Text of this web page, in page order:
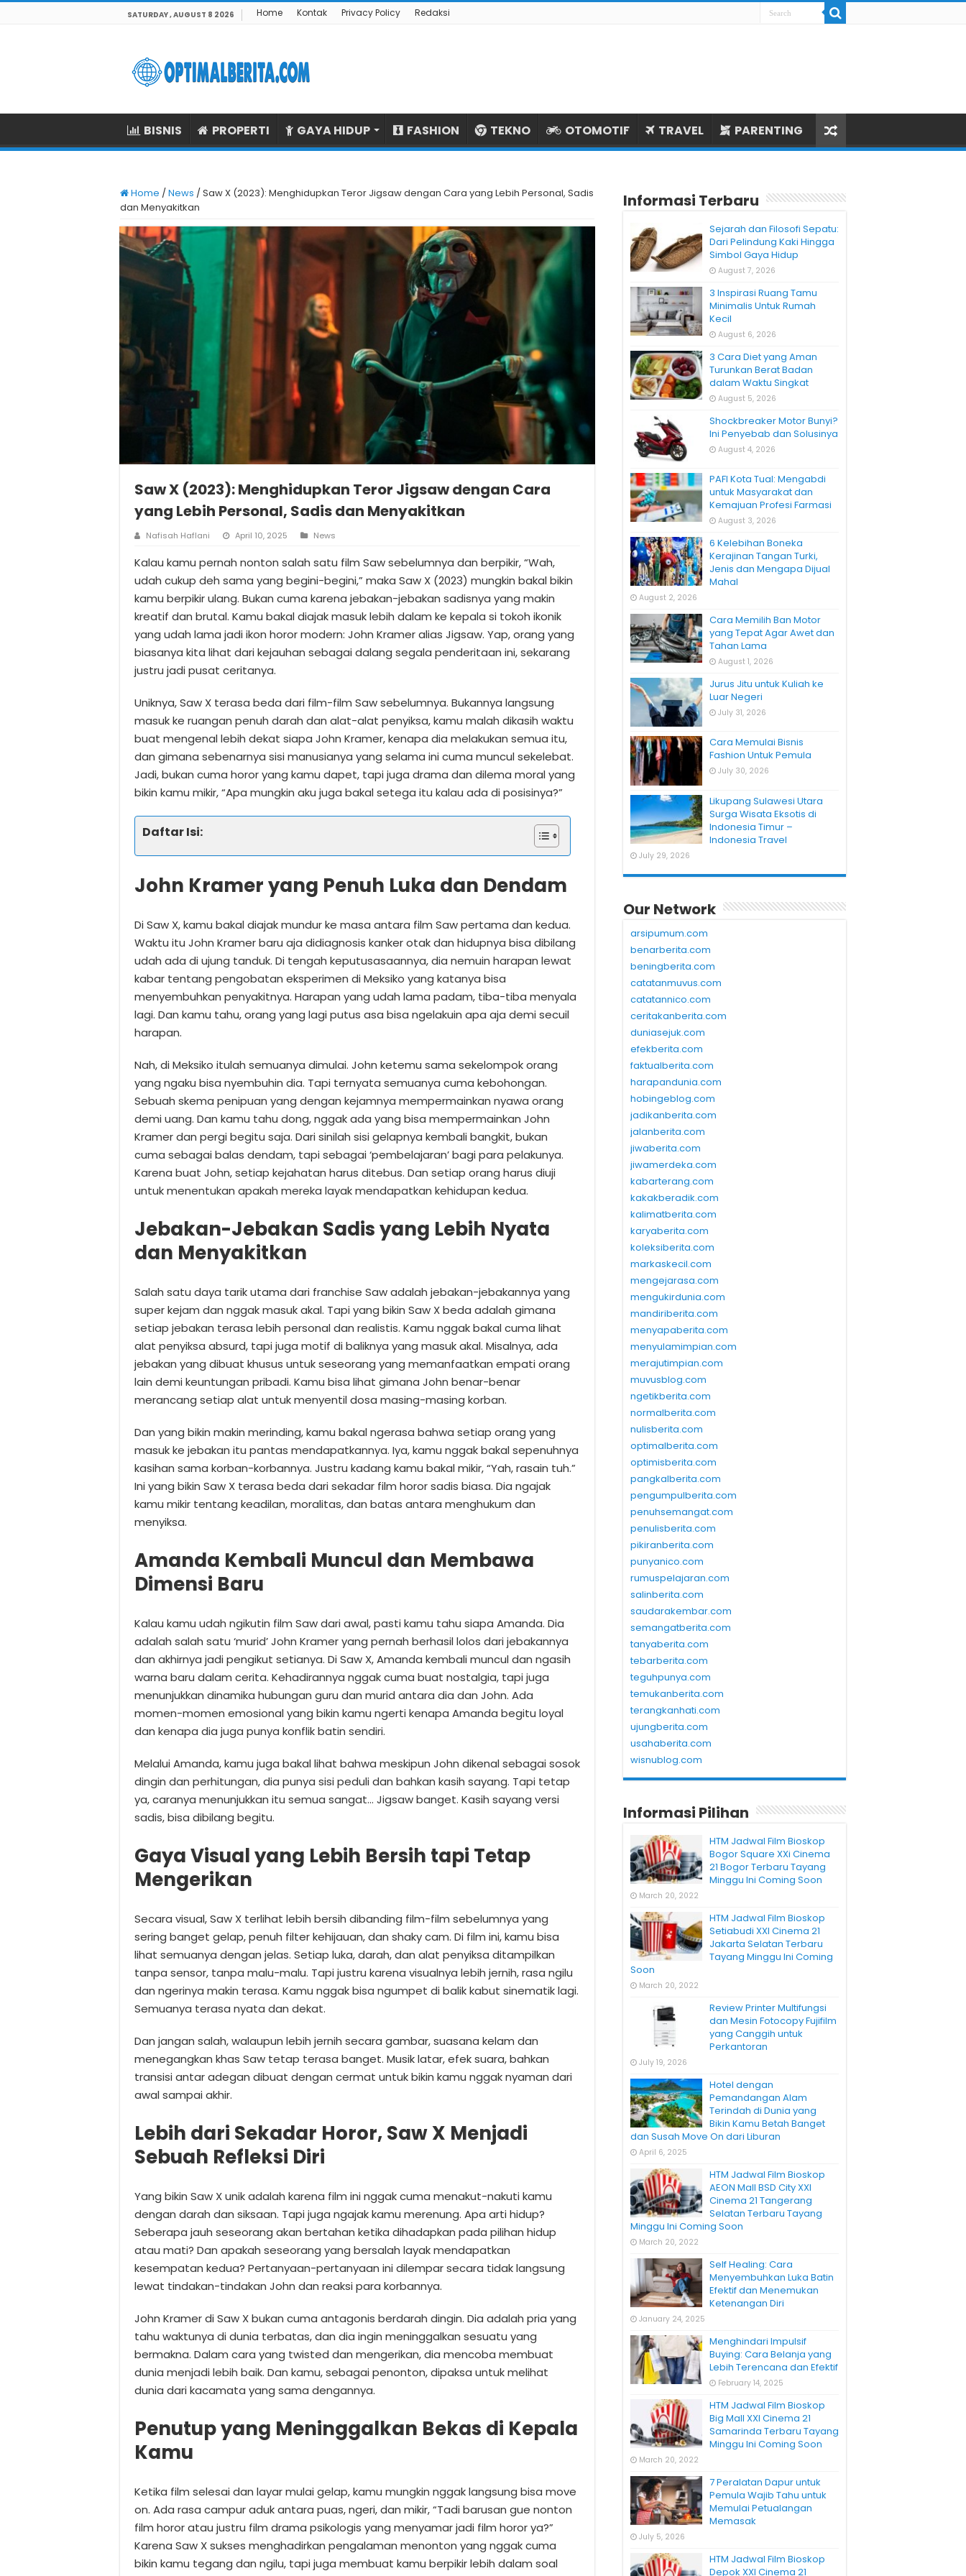
SATURDAY , AUGUST 8 2026 Home Kontak Privacy Policy Redaksi
BISNIS PROPERTI GAYA HIDUP FASHION TEKNO OTOMOTIF TRAVEL PARENTING
Home /News /Saw X (2023): Menghidupkan Teror Jigsaw dengan Cara yang Lebih Personal, Sadis
dan Menyakitkan
Saw X (2023): Menghidupkan Teror Jigsaw dengan Cara
yang Lebih Personal, Sadis dan Menyakitkan
Nafisah Haflani April 10, 2025 News
Kalau kamu pernah nonton salah satu film Saw sebelumnya dan berpikir, “Wah,
udah cukup deh sama yang begini-begini,” maka Saw X (2023) mungkin bakal bikin
kamu berpikir ulang. Bukan cuma karena jebakan-jebakan sadisnya yang makin
kreatif dan brutal. Kamu bakal diajak masuk lebih dalam ke kepala si tokoh ikonik
yang udah lama jadi ikon horor modern: John Kramer alias Jigsaw. Yap, orang yang
biasanya kita lihat dari kejauhan sebagai dalang segala penderitaan ini, sekarang
justru jadi pusat ceritanya.
Uniknya, Saw X terasa beda dari film-film Saw sebelumnya. Bukannya langsung
masuk ke ruangan penuh darah dan alat-alat penyiksa, kamu malah dikasih waktu
buat mengenal lebih dekat siapa John Kramer, kenapa dia melakukan semua itu,
dan gimana sebenarnya sisi manusianya yang selama ini cuma muncul sekelebat.
Jadi, bukan cuma horor yang kamu dapet, tapi juga drama dan dilema moral yang
bikin kamu mikir, “Apa mungkin aku juga bakal setega itu kalau ada di posisinya?”
Daftar Isi:
John Kramer yang Penuh Luka dan Dendam
Di Saw X, kamu bakal diajak mundur ke masa antara film Saw pertama dan kedua.
Waktu itu John Kramer baru aja didiagnosis kanker otak dan hidupnya bisa dibilang
udah ada di ujung tanduk. Di tengah keputusasaannya, dia nemuin harapan lewat
kabar tentang pengobatan eksperimen di Meksiko yang katanya bisa
menyembuhkan penyakitnya. Harapan yang udah lama padam, tiba-tiba menyala
lagi. Dan kamu tahu, orang yang lagi putus asa bisa ngelakuin apa aja demi secuil
harapan.
Nah, di Meksiko itulah semuanya dimulai. John ketemu sama sekelompok orang
yang ngaku bisa nyembuhin dia. Tapi ternyata semuanya cuma kebohongan.
Sebuah skema penipuan yang dengan kejamnya mempermainkan nyawa orang
demi uang. Dan kamu tahu dong, nggak ada yang bisa mempermainkan John
Kramer dan pergi begitu saja. Dari sinilah sisi gelapnya kembali bangkit, bukan
cuma sebagai balas dendam, tapi sebagai ‘pembelajaran’ bagi para pelakunya.
Karena buat John, setiap kejahatan harus ditebus. Dan setiap orang harus diuji
untuk menentukan apakah mereka layak mendapatkan kehidupan kedua.
Jebakan-Jebakan Sadis yang Lebih Nyata
dan Menyakitkan
Salah satu daya tarik utama dari franchise Saw adalah jebakan-jebakannya yang
super kejam dan nggak masuk akal. Tapi yang bikin Saw X beda adalah gimana
setiap jebakan terasa lebih personal dan realistis. Kamu nggak bakal cuma lihat
alat penyiksa absurd, tapi juga motif di baliknya yang masuk akal. Misalnya, ada
jebakan yang dibuat khusus untuk seseorang yang memanfaatkan empati orang
lain demi keuntungan pribadi. Kamu bisa lihat gimana John benar-benar
merancang setiap alat untuk menyentil dosa masing-masing korban.
Dan yang bikin makin merinding, kamu bakal ngerasa bahwa setiap orang yang
masuk ke jebakan itu pantas mendapatkannya. Iya, kamu nggak bakal sepenuhnya
kasihan sama korban-korbannya. Justru kadang kamu bakal mikir, “Yah, rasain tuh.”
Ini yang bikin Saw X terasa beda dari sekadar film horor sadis biasa. Dia ngajak
kamu mikir tentang keadilan, moralitas, dan batas antara menghukum dan
menyiksa.
Amanda Kembali Muncul dan Membawa
Dimensi Baru
Kalau kamu udah ngikutin film Saw dari awal, pasti kamu tahu siapa Amanda. Dia
adalah salah satu ‘murid’ John Kramer yang pernah berhasil lolos dari jebakannya
dan akhirnya jadi pengikut setianya. Di Saw X, Amanda kembali muncul dan ngasih
warna baru dalam cerita. Kehadirannya nggak cuma buat nostalgia, tapi juga
menunjukkan dinamika hubungan guru dan murid antara dia dan John. Ada
momen-momen emosional yang bikin kamu ngerti kenapa Amanda begitu loyal
dan kenapa dia juga punya konflik batin sendiri.
Melalui Amanda, kamu juga bakal lihat bahwa meskipun John dikenal sebagai sosok
dingin dan perhitungan, dia punya sisi peduli dan bahkan kasih sayang. Tapi tetap
ya, caranya menunjukkan itu semua sangat… Jigsaw banget. Kasih sayang versi
sadis, bisa dibilang begitu.
Gaya Visual yang Lebih Bersih tapi Tetap
Mengerikan
Secara visual, Saw X terlihat lebih bersih dibanding film-film sebelumnya yang
sering banget gelap, penuh filter kehijauan, dan shaky cam. Di film ini, kamu bisa
lihat semuanya dengan jelas. Setiap luka, darah, dan alat penyiksa ditampilkan
tanpa sensor, tanpa malu-malu. Tapi justru karena visualnya lebih jernih, rasa ngilu
dan ngerinya makin terasa. Kamu nggak bisa ngumpet di balik kabut sinematik lagi.
Semuanya terasa nyata dan dekat.
Dan jangan salah, walaupun lebih jernih secara gambar, suasana kelam dan
menegangkan khas Saw tetap terasa banget. Musik latar, efek suara, bahkan
transisi antar adegan dibuat dengan cermat untuk bikin kamu nggak nyaman dari
awal sampai akhir.
Lebih dari Sekadar Horor, Saw X Menjadi
Sebuah Refleksi Diri
Yang bikin Saw X unik adalah karena film ini nggak cuma menakut-nakuti kamu
dengan darah dan siksaan. Tapi juga ngajak kamu merenung. Apa arti hidup?
Seberapa jauh seseorang akan bertahan ketika dihadapkan pada pilihan hidup
atau mati? Dan apakah seseorang yang bersalah layak mendapatkan
kesempatan kedua? Pertanyaan-pertanyaan ini dilempar secara tidak langsung
lewat tindakan-tindakan John dan reaksi para korbannya.
John Kramer di Saw X bukan cuma antagonis berdarah dingin. Dia adalah pria yang
tahu waktunya di dunia terbatas, dan dia ingin meninggalkan sesuatu yang
bermakna. Dalam cara yang twisted dan mengerikan, dia mencoba membuat
dunia menjadi lebih baik. Dan kamu, sebagai penonton, dipaksa untuk melihat
dunia dari kacamata yang sama dengannya.
Penutup yang Meninggalkan Bekas di Kepala
Kamu
Ketika film selesai dan layar mulai gelap, kamu mungkin nggak langsung bisa move
on. Ada rasa campur aduk antara puas, ngeri, dan mikir, “Tadi barusan gue nonton
film horor atau justru film drama psikologis yang menyamar jadi film horor ya?”
Karena Saw X sukses menghadirkan pengalaman menonton yang nggak cuma
bikin kamu tegang dan ngilu, tapi juga membuat kamu berpikir lebih dalam soal
Informasi Terbaru
Sejarah dan Filosofi Sepatu:
Dari Pelindung Kaki Hingga
Simbol Gaya Hidup
August 7, 2026
3 Inspirasi Ruang Tamu
Minimalis Untuk Rumah
Kecil
August 6, 2026
3 Cara Diet yang Aman
Turunkan Berat Badan
dalam Waktu Singkat
August 5, 2026
Shockbreaker Motor Bunyi?
Ini Penyebab dan Solusinya
August 4, 2026
PAFI Kota Tual: Mengabdi
untuk Masyarakat dan
Kemajuan Profesi Farmasi
August 3, 2026
6 Kelebihan Boneka
Kerajinan Tangan Turki,
Jenis dan Mengapa Dijual
Mahal
August 2, 2026
Cara Memilih Ban Motor
yang Tepat Agar Awet dan
Tahan Lama
August 1, 2026
Jurus Jitu untuk Kuliah ke
Luar Negeri
July 31, 2026
Cara Memulai Bisnis
Fashion Untuk Pemula
July 30, 2026
Likupang Sulawesi Utara
Surga Wisata Eksotis di
Indonesia Timur –
Indonesia Travel
July 29, 2026
Our Network
arsipumum.com
benarberita.com
beningberita.com
catatanmuvus.com
catatannico.com
ceritakanberita.com
duniasejuk.com
efekberita.com
faktualberita.com
harapandunia.com
hobingeblog.com
jadikanberita.com
jalanberita.com
jiwaberita.com
jiwamerdeka.com
kabarterang.com
kakakberadik.com
kalimatberita.com
karyaberita.com
koleksiberita.com
markaskecil.com
mengejarasa.com
mengukirdunia.com
mandiriberita.com
menyapaberita.com
menyulamimpian.com
merajutimpian.com
muvusblog.com
ngetikberita.com
normalberita.com
nulisberita.com
optimalberita.com
optimisberita.com
pangkalberita.com
pengumpulberita.com
penuhsemangat.com
penulisberita.com
pikiranberita.com
punyanico.com
rumuspelajaran.com
salinberita.com
saudarakembar.com
semangatberita.com
tanyaberita.com
tebarberita.com
teguhpunya.com
temukanberita.com
terangkanhati.com
ujungberita.com
usahaberita.com
wisnublog.com
Informasi Pilihan
HTM Jadwal Film Bioskop
Bogor Square XXi Cinema
21 Bogor Terbaru Tayang
Minggu Ini Coming Soon
March 20, 2022
HTM Jadwal Film Bioskop
Setiabudi XXI Cinema 21
Jakarta Selatan Terbaru
Tayang Minggu Ini Coming
Soon
March 20, 2022
Review Printer Multifungsi
dan Mesin Fotocopy Fujifilm
yang Canggih untuk
Perkantoran
July 19, 2026
Hotel dengan
Pemandangan Alam
Terindah di Dunia yang
Bikin Kamu Betah Banget
dan Susah Move On dari Liburan
April 6, 2025
HTM Jadwal Film Bioskop
AEON Mall BSD City XXI
Cinema 21 Tangerang
Selatan Terbaru Tayang
Minggu Ini Coming Soon
March 20, 2022
Self Healing: Cara
Menyembuhkan Luka Batin
Efektif dan Menemukan
Ketenangan Diri
January 24, 2025
Menghindari Impulsif
Buying: Cara Belanja yang
Lebih Terencana dan Efektif
February 14, 2025
HTM Jadwal Film Bioskop
Big Mall XXI Cinema 21
Samarinda Terbaru Tayang
Minggu Ini Coming Soon
March 20, 2022
7 Peralatan Dapur untuk
Pemula Wajib Tahu untuk
Memulai Petualangan
Memasak
July 5, 2026
HTM Jadwal Film Bioskop
Depok XXI Cinema 21